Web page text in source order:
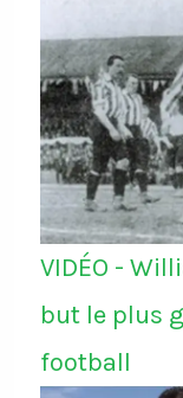
VIDÉO -
but le plus
football